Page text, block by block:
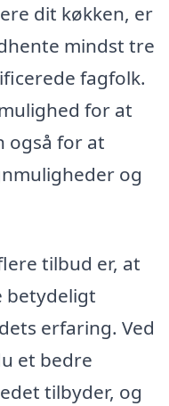
dit køkken, er
mindst tre
fagfolk.
for at
også for at
og
tilbud er, at
betydeligt
erfaring. Ved
et bedre
tilbyder, og